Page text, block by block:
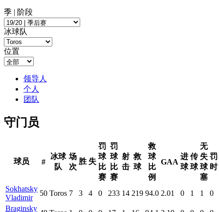
季 | 阶段
冰球队
位置
领导人
个人
团队
守门员
球员 #
冰球
队
场
次
胜 失
罚
球
比
赛
罚
球
比
赛
射
击
救
球
救
球
比
例
GAA
进
球
传
球
无
失
球
塞
罚
时
Sokhatsky
Vladimir
50 Toros 7 3 4 0 233 14 219 94.0 2.01 0 1 1
0
Braginsky